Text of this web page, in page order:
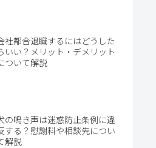
社都合退職するにはどうした
いい？メリット・デメリット
ついて解説
の鳴き声は迷惑防止条例に違
する？慰謝料や相談先につい
解説